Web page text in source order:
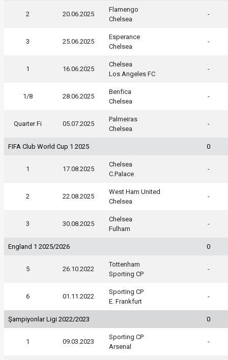
2 20.06.2025
Flamengo
Chelsea
-
3 25.06.2025
Esperance
Chelsea
-
1 16.06.2025
Chelsea
Los Angeles FC
-
1/8 28.06.2025
Benfica
Chelsea
-
Quarter Fi 05.07.2025
Palmeiras
Chelsea
-
FIFA Club World Cup 1 2025 0
1 17.08.2025
Chelsea
C.Palace
-
2 22.08.2025
West Ham United
Chelsea
-
3 30.08.2025
Chelsea
Fulham
-
England 1 2025/2026 0
5 26.10.2022
Tottenham
Sporting CP
-
6 01.11.2022
Sporting CP
E. Frankfurt
-
Şampiyonlar Ligi 2022/2023 0
1 09.03.2023
Sporting CP
Arsenal
-